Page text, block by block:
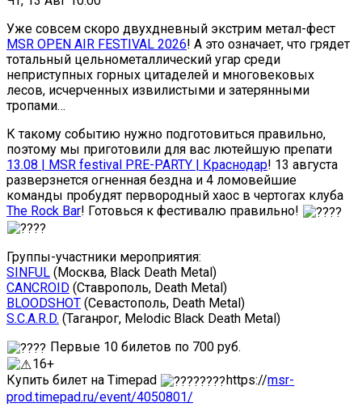
Уже совсем скоро двухдневный экстрим метал-фест
MSR OPEN AIR FESTIVAL 2026! А это означает, что грядет
тотальный цельнометаллический угар среди
неприступных горных цитаделей и многовековых
лесов, исчерченных извилистыми и затерянными
тропами…
К такому событию нужно подготовиться правильно,
поэтому мы приготовили для вас лютейшую препати
13.08 | MSR festival PRE-PARTY | Краснодар! 13 августа
разверзнется огненная бездна и 4 ломовейшие
команды пробудят первородный хаос в чертогах клуба
The Rock Bar! Готовься к фестивалю правильно!
Группы-участники мероприятия:
SINFUL (Москва, Black Death Metal)
CANCROID (Ставрополь, Death Metal)
BLOODSHOT (Севастополь, Death Metal)
S.C.A.R.D. (Таганрог, Melodic Black Death Metal)
Первые 10 билетов по 700 руб.
16+
Купить билет на Timepad
https://msr-
prod.timepad.ru/event/4050801/